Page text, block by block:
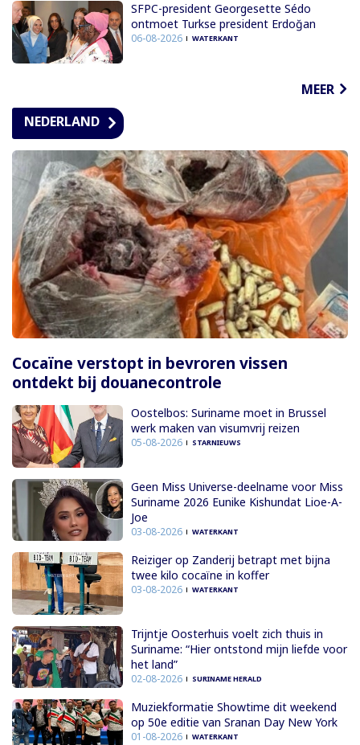
SFPC-president Georgesette Sédo
ontmoet Turkse president Erdoğan
06-08-2026 WATERKANT
MEER
NEDERLAND
Cocaïne verstopt in bevroren vissen
ontdekt bij douanecontrole
Oostelbos: Suriname moet in Brussel
werk maken van visumvrij reizen
05-08-2026 STARNIEUWS
Geen Miss Universe-deelname voor Miss
Suriname 2026 Eunike Kishundat Lioe-A-
Joe
03-08-2026 WATERKANT
Reiziger op Zanderij betrapt met bijna
twee kilo cocaïne in koffer
03-08-2026 WATERKANT
Trijntje Oosterhuis voelt zich thuis in
Suriname: “Hier ontstond mijn liefde voor
het land”
02-08-2026 SURINAME HERALD
Muziekformatie Showtime dit weekend
op 50e editie van Sranan Day New York
01-08-2026 WATERKANT